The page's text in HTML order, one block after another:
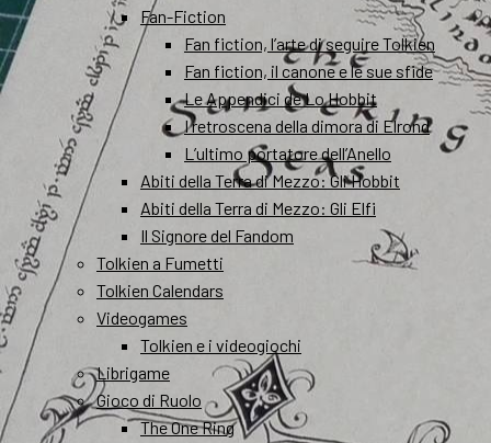
Fan-Fiction
Fan fiction, l’arte di seguire Tolkien
Fan fiction, il canone e le sue sfide
Le Appendici de Lo Hobbit
I retroscena della dimora di Elrond
L’ultimo portatore dell’Anello
Abiti della Terra di Mezzo: Gli Hobbit
Abiti della Terra di Mezzo: Gli Elfi
Il Signore del Fandom
Tolkien a Fumetti
Tolkien Calendars
Videogames
Tolkien e i videogiochi
Librigame
Gioco di Ruolo
The One Ring